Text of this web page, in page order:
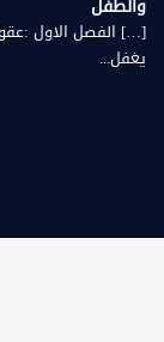
والطفل
[…] الفصل الاول
يغفل...